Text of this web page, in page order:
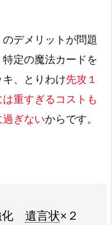
デメリットが問題
定の魔法カードを
、とりわけ先攻１
重すぎるコストも
ぎないからです。
化 遺言状×２